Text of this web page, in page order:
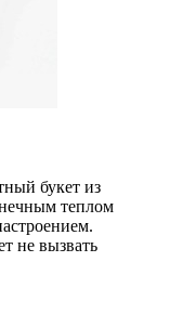
букет из
теплом
не вызвать